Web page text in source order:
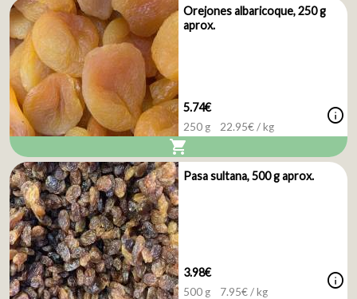
Orejones albaricoque, 250 g
aprox.
5.74€
250 g 22.95€ / kg info
shopping_cart
Pasa sultana, 500 g aprox.
3.98€
500 g 7.95€ / kg info